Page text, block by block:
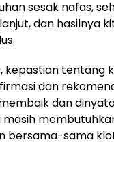
sesak nafas,
dan hasilnya
kepastian
dan
dan
masih
bersama-sama